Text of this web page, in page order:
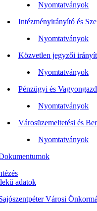
Nyomtatványok
Intézményirányító és
Nyomtatványok
Közvetlen jegyzői
Nyomtatványok
Pénzügyi és
Nyomtatványok
Városüzemeltetési és
Nyomtatványok
adatok
Városi